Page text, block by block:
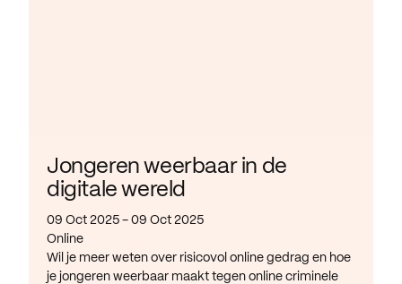
Jongeren weerbaar in de
digitale wereld
09 Oct 2025 - 09 Oct 2025
Online
Wil je meer weten over risicovol online gedrag en hoe
je jongeren weerbaar maakt tegen online criminele